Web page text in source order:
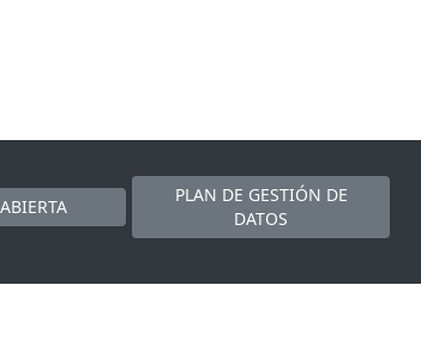
PLAN DE GESTIÓN DE
DATOS